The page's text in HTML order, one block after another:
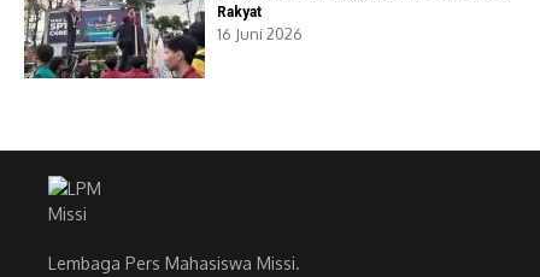
Rakyat
16 Juni 2026
Lembaga Pers Mahasiswa Missi.